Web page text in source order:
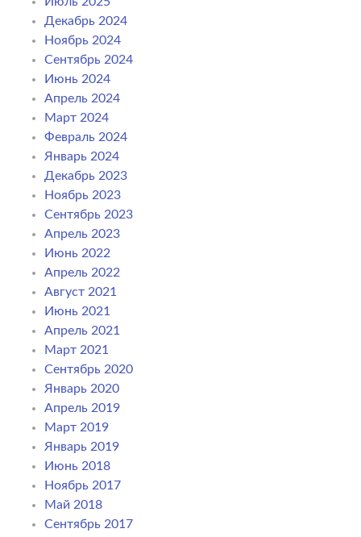
Декабрь 2024
Ноябрь 2024
Сентябрь 2024
Июнь 2024
Апрель 2024
Март 2024
Февраль 2024
Январь 2024
Декабрь 2023
Ноябрь 2023
Сентябрь 2023
Апрель 2023
Июнь 2022
Апрель 2022
Август 2021
Июнь 2021
Апрель 2021
Март 2021
Сентябрь 2020
Январь 2020
Апрель 2019
Март 2019
Январь 2019
Июнь 2018
Ноябрь 2017
Май 2018
Сентябрь 2017